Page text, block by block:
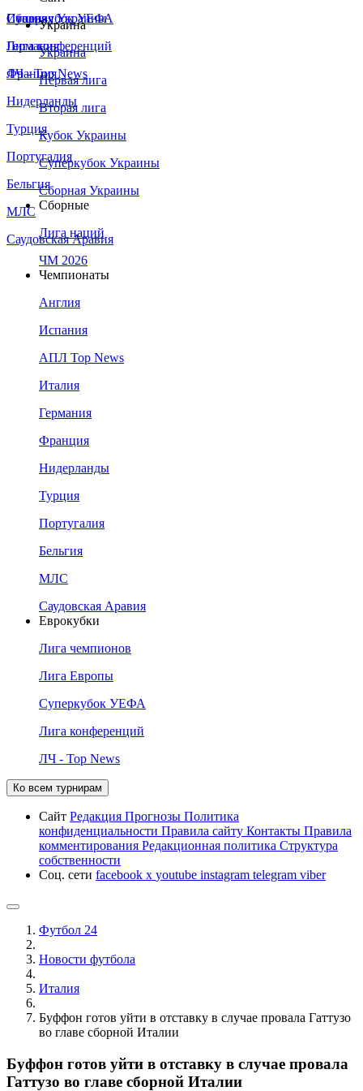
Сборная Украины
Италия
Германия
Франция
Нидерланды
Турция
Португалия
Бельгия
МЛС
Саудовская Аравия
Суперкубок УЕФА
Лига конференций
ЛЧ - Top News
Украина
Украина
Первая лига
Вторая лига
Кубок Украины
Суперкубок Украины
Сборная Украины
Сборные
Лига наций
ЧМ 2026
Чемпионаты
Англия
Испания
АПЛ Top News
Италия
Германия
Франция
Нидерланды
Турция
Португалия
Бельгия
МЛС
Саудовская Аравия
Еврокубки
Лига чемпионов
Лига Европы
Суперкубок УЕФА
Лига конференций
ЛЧ - Top News
Ко всем турнирам
Сайт Редакция Прогнозы Политика
конфиденциальности Правила сайту Контакты Правила
комментирования Редакционная политика Структура
собственности
Соц. сети facebook x youtube instagram telegram viber
Футбол 24
Новости футбола
Италия
Буффон готов уйти в отставку в случае провала Гаттузо
во главе сборной Италии
Буффон готов уйти в отставку в случае провала
Гаттузо во главе сборной Италии